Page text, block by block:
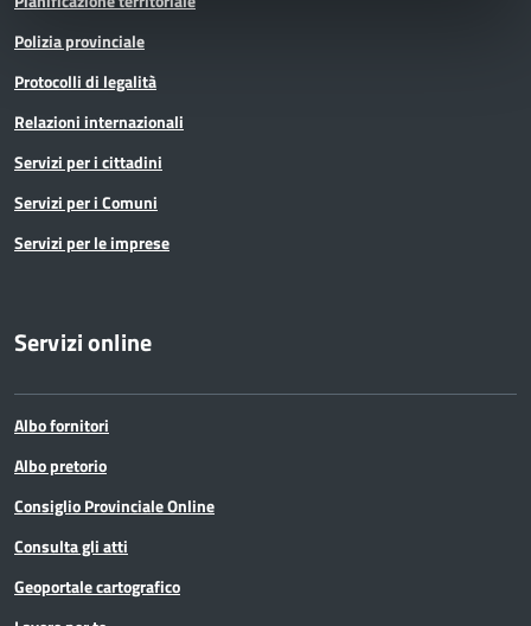
Polizia provinciale
Protocolli di legalità
Relazioni internazionali
Servizi per i cittadini
Servizi per i Comuni
Servizi per le imprese
Servizi online
Albo fornitori
Albo pretorio
Consiglio Provinciale Online
Consulta gli atti
Geoportale cartografico